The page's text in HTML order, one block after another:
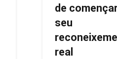
de
seu
real